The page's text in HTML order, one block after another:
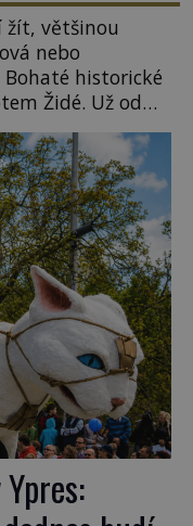
žít, většinou
nebo
historické
Židé. Už od
nuceni v
patří i římské
jde o vztah
[…]